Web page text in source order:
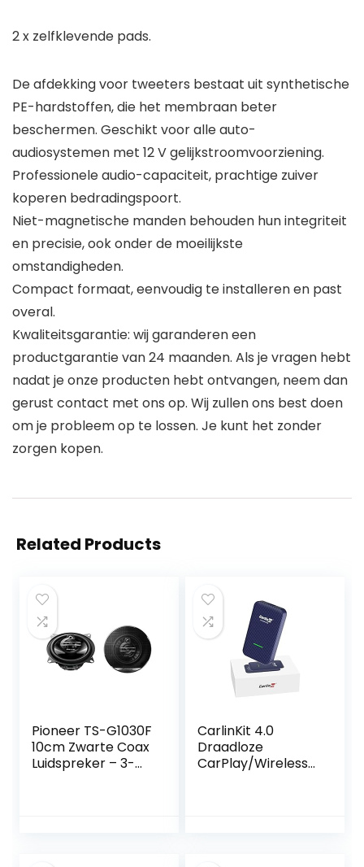
2 x zelfklevende pads.
De afdekking voor tweeters bestaat uit synthetische
PE-hardstoffen, die het membraan beter
beschermen. Geschikt voor alle auto-
audiosystemen met 12 V gelijkstroomvoorziening.
Professionele audio-capaciteit, prachtige zuiver
koperen bedradingspoort.
Niet-magnetische manden behouden hun integriteit
en precisie, ook onder de moeilijkste
omstandigheden.
Compact formaat, eenvoudig te installeren en past
overal.
Kwaliteitsgarantie: wij garanderen een
productgarantie van 24 maanden. Als je vragen hebt
nadat je onze producten hebt ontvangen, neem dan
gerust contact met ons op. Wij zullen ons best doen
om je probleem op te lossen. Je kunt het zonder
zorgen kopen.
Related Products
Pioneer TS-G1030F
10cm Zwarte Coax
Luidspreker – 3-
CarlinKit 4.0
Draadloze
CarPlay/Wireless